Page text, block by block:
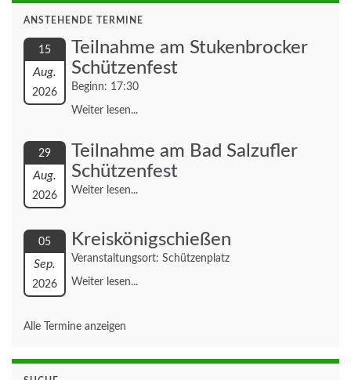
ANSTEHENDE TERMINE
15
Aug.
2026
Teilnahme am Stukenbrocker
Schützenfest
Beginn: 17:30
Weiter lesen...
29
Aug.
2026
Teilnahme am Bad Salzufler
Schützenfest
Weiter lesen...
05
Sep.
2026
Kreiskönigschießen
Veranstaltungsort: Schützenplatz
Weiter lesen...
Alle Termine anzeigen